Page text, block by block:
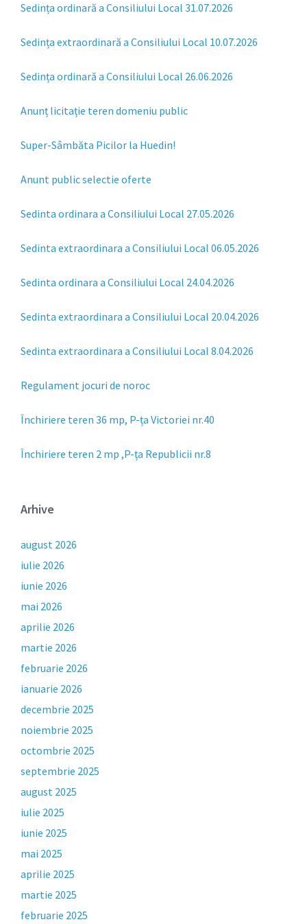
Sedința ordinară a Consiliului Local 31.07.2026
Sedința extraordinară a Consiliului Local 10.07.2026
Sedința ordinară a Consiliului Local 26.06.2026
Anunț licitație teren domeniu public
Super-Sâmbăta Picilor la Huedin!
Anunt public selectie oferte
Sedinta ordinara a Consiliului Local 27.05.2026
Sedinta extraordinara a Consiliului Local 06.05.2026
Sedinta ordinara a Consiliului Local 24.04.2026
Sedinta extraordinara a Consiliului Local 20.04.2026
Sedinta extraordinara a Consiliului Local 8.04.2026
Regulament jocuri de noroc
Închiriere teren 36 mp, P-ța Victoriei nr.40
Închiriere teren 2 mp ,P-ța Republicii nr.8
Arhive
august 2026
iulie 2026
iunie 2026
mai 2026
aprilie 2026
martie 2026
februarie 2026
ianuarie 2026
decembrie 2025
noiembrie 2025
octombrie 2025
septembrie 2025
august 2025
iulie 2025
iunie 2025
mai 2025
aprilie 2025
martie 2025
februarie 2025